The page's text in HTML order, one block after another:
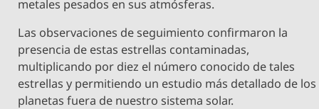
metales pesados en sus atmósferas.
Las observaciones de seguimiento confirmaron la
presencia de estas estrellas contaminadas,
multiplicando por diez el número conocido de tales
estrellas y permitiendo un estudio más detallado de los
planetas fuera de nuestro sistema solar.